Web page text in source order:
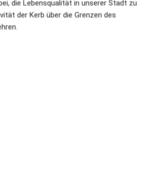
die Lebensqualität in unserer Stadt zu
der Kerb über die Grenzen des